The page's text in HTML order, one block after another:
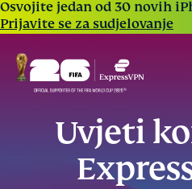
Osvojite jedan od 30 novih
Prijavite se za sudjelovanje
Uvjeti